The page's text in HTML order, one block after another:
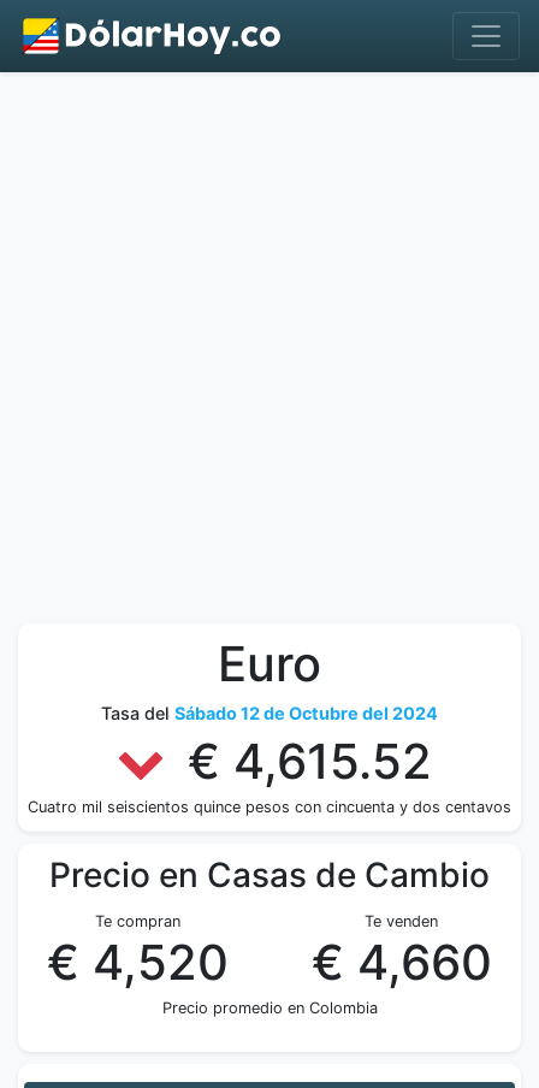
Euro
Tasa del Sábado 12 de Octubre del 2024
€ 4,615.52
Cuatro mil seiscientos quince pesos con cincuenta y dos centavos
Precio en Casas de Cambio
Te compran
€ 4,520
Te venden
€ 4,660
Precio promedio en Colombia